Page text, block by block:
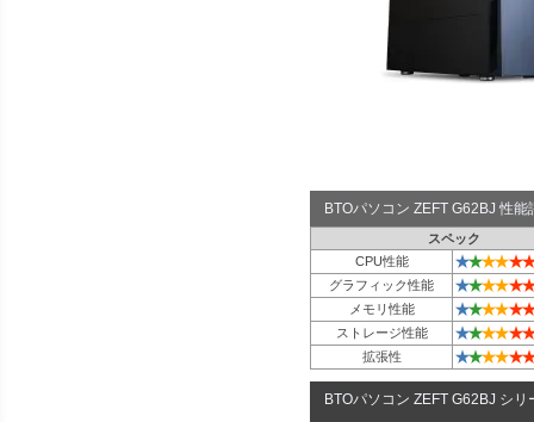
BTOパソコン ZEFT G62BJ 性
スペック
CPU性能
★★★★★★
グラフィック性能 ★★★★★★
メモリ性能 ★★★★★★
ストレージ性能 ★★★★★★
拡張性 ★★★★★★
BTOパソコン ZEFT G62BJ シリ